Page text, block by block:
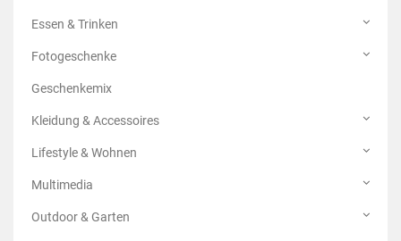
Essen & Trinken
Fotogeschenke
Geschenkemix
Kleidung & Accessoires
Lifestyle & Wohnen
Multimedia
Outdoor & Garten